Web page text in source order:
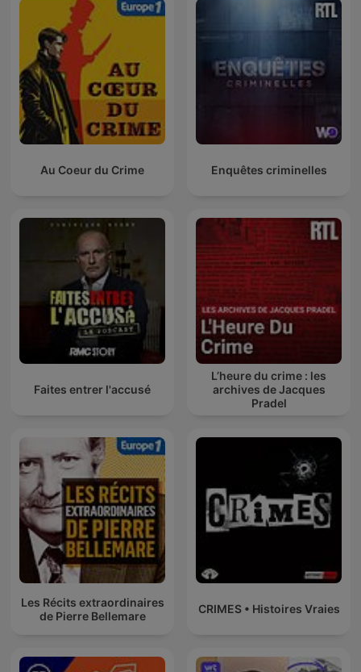
Au Coeur du Crime Enquêtes criminelles
Faites entrer l'accusé
L’heure du crime : les
archives de Jacques
Pradel
Les Récits extraordinaires
de Pierre Bellemare
CRIMES • Histoires Vraies